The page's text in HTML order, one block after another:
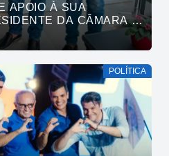
APOIO À SUA
DA CÂMARA E
BENTO
POLÍTICA